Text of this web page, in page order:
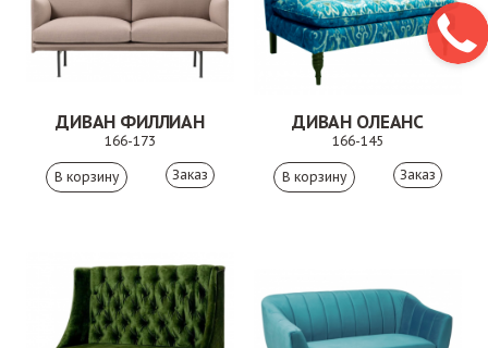
ДИВАН ФИЛЛИАН
166-173
Заказ
ДИВАН ОЛЕАНС
166-145
Заказ